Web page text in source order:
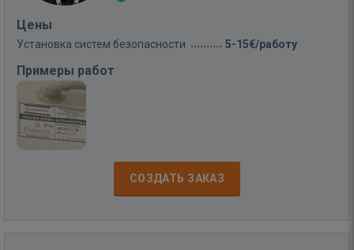
Цены
Установка систем безопасности 5-15€/работу
Примеры работ
СОЗДАТЬ ЗАКАЗ